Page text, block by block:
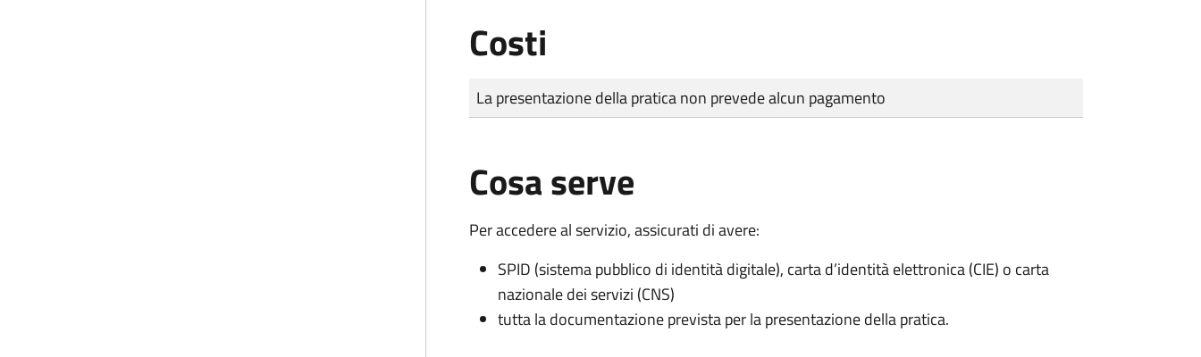
Costi
Tipo di pagamento
Importo
La presentazione della pratica non prevede alcun pagamento
Cosa serve
Per accedere al servizio, assicurati di avere:
SPID (sistema pubblico di identità digitale), carta d’identità elettronica (CIE) o carta
nazionale dei servizi (CNS)
tutta la documentazione prevista per la presentazione della pratica.